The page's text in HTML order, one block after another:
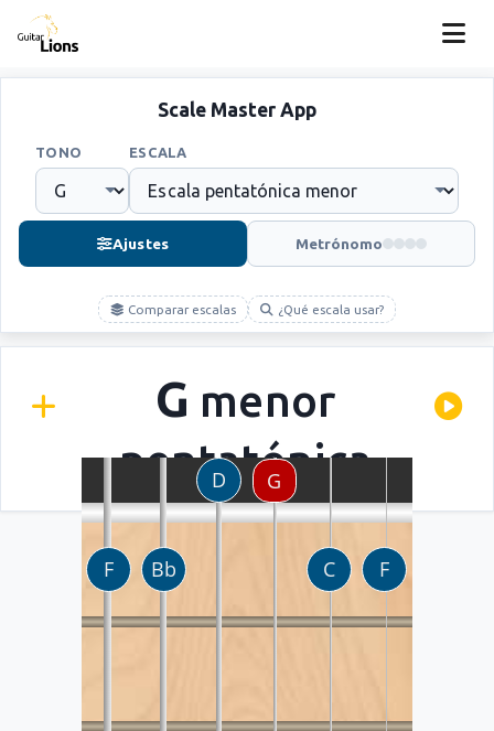
Scale Master App
TONO ESCALA
Ajustes Metrónomo
Comparar escalas ¿Qué escala usar?
G menor
pentatónica